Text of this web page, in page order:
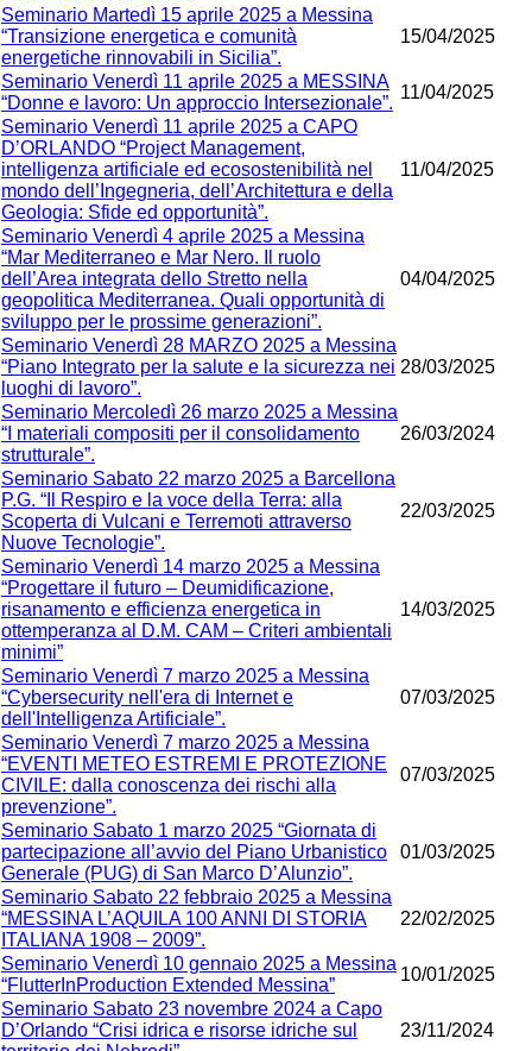
Seminario Martedì 15 aprile 2025 a Messina
“Transizione energetica e comunità
energetiche rinnovabili in Sicilia”.
15/04/2025
Seminario Venerdì 11 aprile 2025 a MESSINA
“Donne e lavoro: Un approccio Intersezionale”.
11/04/2025
Seminario Venerdì 11 aprile 2025 a CAPO
D’ORLANDO “Project Management,
intelligenza artificiale ed ecosostenibilità nel
mondo dell’Ingegneria, dell’Architettura e della
Geologia: Sfide ed opportunità”.
11/04/2025
Seminario Venerdì 4 aprile 2025 a Messina
“Mar Mediterraneo e Mar Nero. Il ruolo
dell’Area integrata dello Stretto nella
geopolitica Mediterranea. Quali opportunità di
sviluppo per le prossime generazioni”.
04/04/2025
Seminario Venerdì 28 MARZO 2025 a Messina
“Piano Integrato per la salute e la sicurezza nei
luoghi di lavoro”.
28/03/2025
Seminario Mercoledì 26 marzo 2025 a Messina
“I materiali compositi per il consolidamento
strutturale”.
26/03/2024
Seminario Sabato 22 marzo 2025 a Barcellona
P.G. “Il Respiro e la voce della Terra: alla
Scoperta di Vulcani e Terremoti attraverso
Nuove Tecnologie”.
22/03/2025
Seminario Venerdì 14 marzo 2025 a Messina
“Progettare il futuro – Deumidificazione,
risanamento e efficienza energetica in
ottemperanza al D.M. CAM – Criteri ambientali
minimi”
14/03/2025
Seminario Venerdì 7 marzo 2025 a Messina
“Cybersecurity nell'era di Internet e
dell'Intelligenza Artificiale”.
07/03/2025
Seminario Venerdì 7 marzo 2025 a Messina
“EVENTI METEO ESTREMI E PROTEZIONE
CIVILE: dalla conoscenza dei rischi alla
prevenzione”.
07/03/2025
Seminario Sabato 1 marzo 2025 “Giornata di
partecipazione all’avvio del Piano Urbanistico
Generale (PUG) di San Marco D’Alunzio”.
01/03/2025
Seminario Sabato 22 febbraio 2025 a Messina
“MESSINA L’AQUILA 100 ANNI DI STORIA
ITALIANA 1908 – 2009”.
22/02/2025
Seminario Venerdì 10 gennaio 2025 a Messina
“FlutterInProduction Extended Messina”
10/01/2025
Seminario Sabato 23 novembre 2024 a Capo
D’Orlando “Crisi idrica e risorse idriche sul
23/11/2024